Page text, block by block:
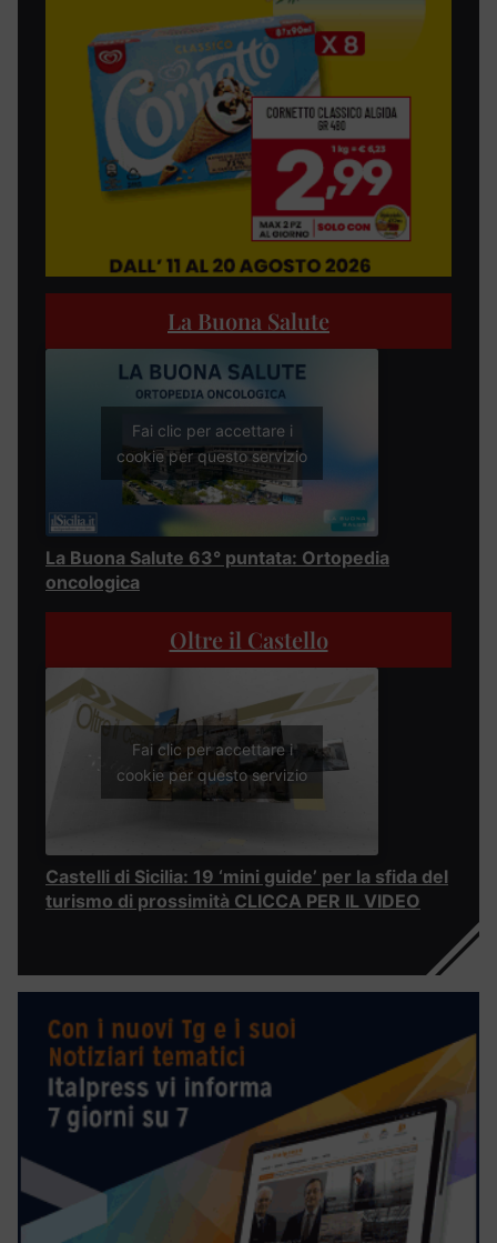
La Buona Salute
Fai clic per accettare i
cookie per questo servizio
La Buona Salute 63° puntata: Ortopedia
oncologica
Oltre il Castello
Fai clic per accettare i
cookie per questo servizio
Castelli di Sicilia: 19 ‘mini guide’ per la sfida del
turismo di prossimità CLICCA PER IL VIDEO